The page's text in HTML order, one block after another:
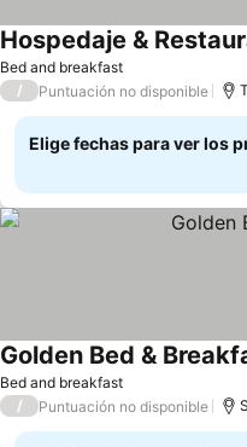
Bed and breakfast
/ Puntuación no disponible
Elige fechas para ver los
Bed and breakfast
Golden Bed &
/ Puntuación no disponible